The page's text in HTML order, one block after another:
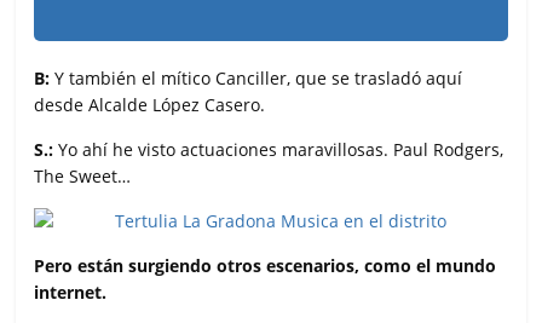
B:Y también el mítico Canciller, que se trasladó aquí
desde Alcalde López Casero.
S.: Yo ahí he visto actuaciones maravillosas. Paul Rodgers,
The Sweet…
Pero están surgiendo otros escenarios, como el mundo
internet.